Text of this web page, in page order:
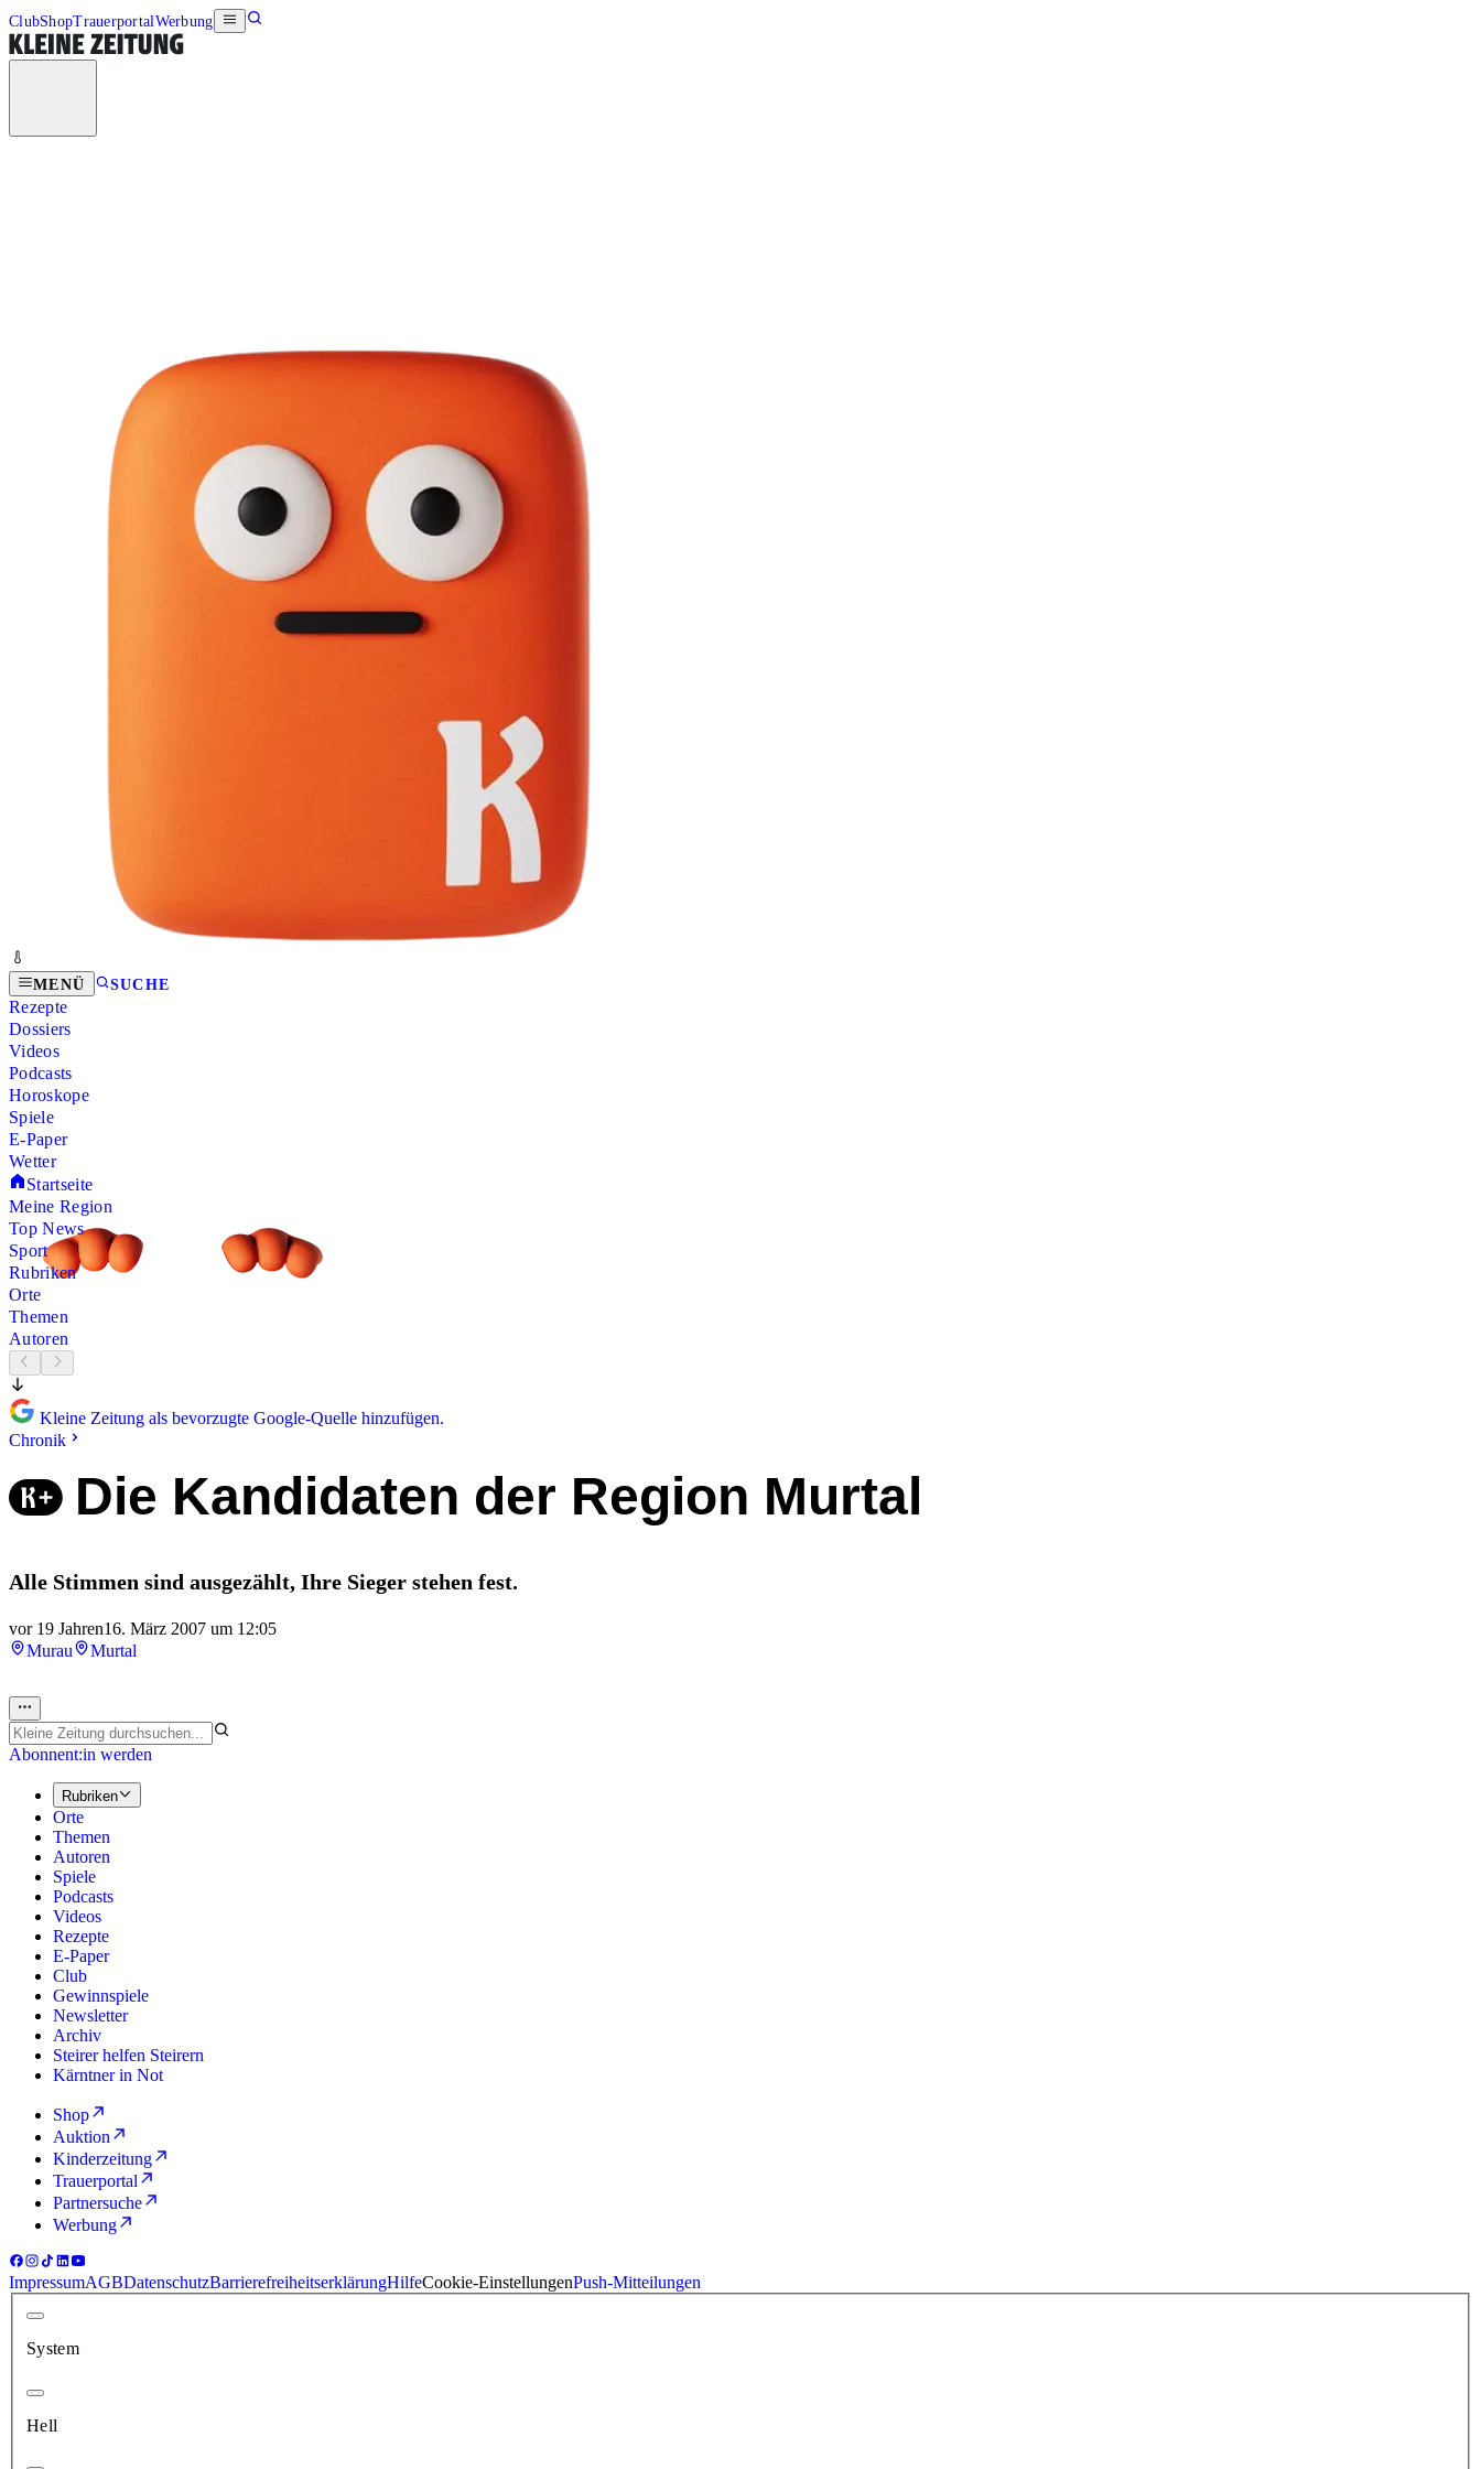
ClubShopTrauerportalWerbung
MENÜ SUCHE
Rezepte
Dossiers
Videos
Podcasts
Horoskope
Spiele
E-Paper
Wetter
Startseite
Meine Region
Top News
Sport
Rubriken
Orte
Themen
Autoren
Kleine Zeitung als bevorzugte Google-Quelle hinzufügen.
Chronik
Die Kandidaten der Region Murtal
Alle Stimmen sind ausgezählt, Ihre Sieger stehen fest.
vor 19 Jahren16. März 2007 um 12:05
Murau
Murtal
Abonnent:in werden
Rubriken
Orte
Themen
Autoren
Spiele
Podcasts
Videos
Rezepte
E-Paper
Club
Gewinnspiele
Newsletter
Archiv
Steirer helfen Steirern
Kärntner in Not
Shop
Auktion
Kinderzeitung
Trauerportal
Partnersuche
Werbung
ImpressumAGBDatenschutzBarrierefreiheitserklärungHilfeCookie-EinstellungenPush-Mitteilungen
System
Hell